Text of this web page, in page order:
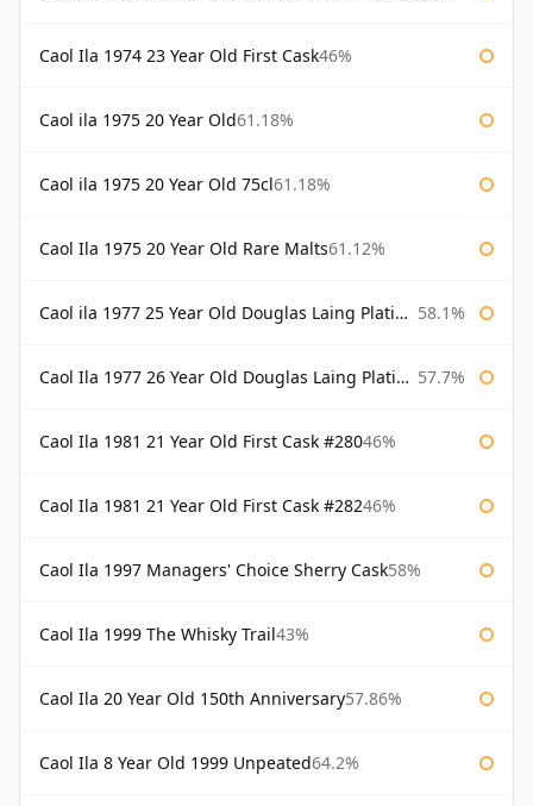
Caol Ila 1974 23 Year Old First Cask46%
Caol ila 1975 20 Year Old61.18%
Caol ila 1975 20 Year Old 75cl61.18%
Caol Ila 1975 20 Year Old Rare Malts61.12%
Caol ila 1977 25 Year Old Douglas Laing Platinum Selection 58.1%
Caol Ila 1977 26 Year Old Douglas Laing Platinum Selection 57.7%
Caol Ila 1981 21 Year Old First Cask #28046%
Caol Ila 1981 21 Year Old First Cask #28246%
Caol Ila 1997 Managers' Choice Sherry Cask58%
Caol Ila 1999 The Whisky Trail43%
Caol Ila 20 Year Old 150th Anniversary57.86%
Caol Ila 8 Year Old 1999 Unpeated64.2%